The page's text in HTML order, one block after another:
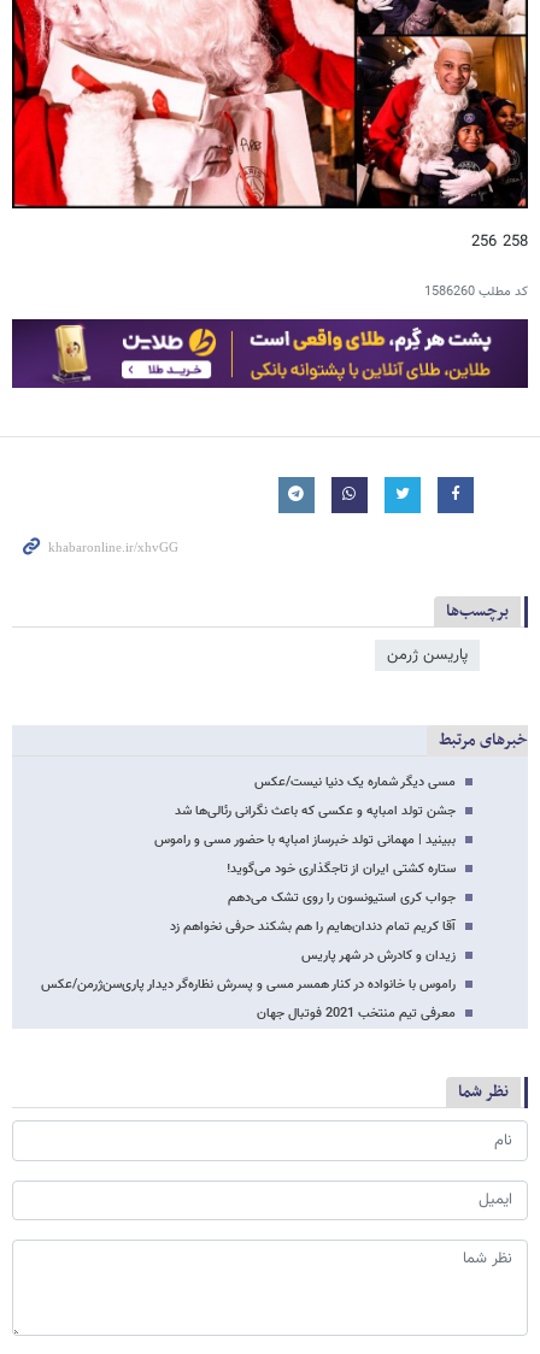
258 256
کد مطلب1586260
برچسب‌ها
پاریسن ژرمن
خبرهای مرتبط
مسی دیگر شماره یک دنیا نیست/عکس
جشن تولد امباپه و عکسی که باعث نگرانی رئالی‌ها شد
ببینید | مهمانی تولد خبرساز امباپه با حضور مسی و راموس
ستاره کشتی ایران از تاجگذاری خود می‌گوید!
جواب کری استیونسون را روی تشک می‌دهم
آقا کریم تمام دندان‌هایم را هم بشکند حرفی نخواهم زد
زیدان و کادرش در شهر پاریس
راموس با خانواده در کنار همسر مسی و پسرش نظاره‌گر دیدار پاری‌سن‌ژرمن/عکس
معرفی تیم منتخب 2021 فوتبال جهان
نظر شما